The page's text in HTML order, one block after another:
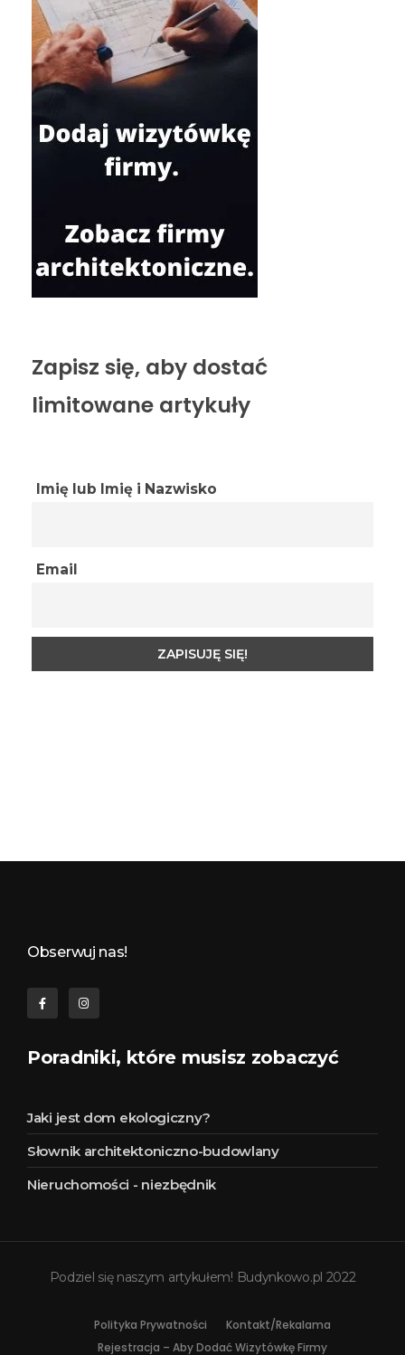
Zapisz się, aby dostać
limitowane artykuły
Imię lub Imię i Nazwisko
Email
Obserwuj nas!
Poradniki, które musisz zobaczyć
Jaki jest dom ekologiczny?
Słownik architektoniczno-budowlany
Nieruchomości - niezbędnik
Podziel się naszym artykułem! Budynkowo.pl 2022
Polityka Prywatności
Kontakt/Rekalama
Rejestracja – Aby Dodać Wizytówkę Firmy